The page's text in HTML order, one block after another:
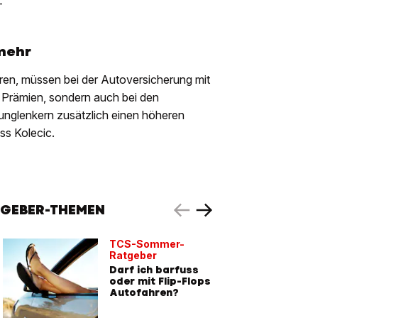
müssen bei der Autoversicherung mit
sondern auch bei den
zusätzlich einen höheren
Kolecic.
THEMEN
TCS-Sommer-
Ratgeber
Darf ich barfuss
oder mit Flip-Flops
Autofahren?